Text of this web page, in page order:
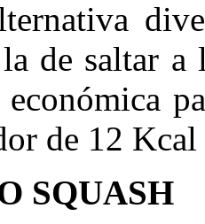
de saltar
de 12
SQUASH